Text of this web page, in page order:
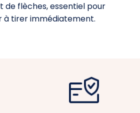
de flèches, essentiel pour
à tirer immédiatement.